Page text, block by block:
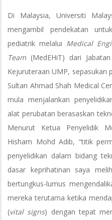
Di Malaysia, Universiti
mengambil pendekatan
pediatrik melalui Medical
Team (MedEHiT) dari
Kejuruteraan UMP, sepasukan
Sultan Ahmad Shah Medical
mula menjalankan
alat perubatan berasaskan
Menurut Ketua Penyelidik
Hisham Mohd Adib, “titik
penyelidikan dalam bidang
dasar keprihatinan saya
bertungkus-lumus
mereka terutama ketika
(vital signs) dengan tepat